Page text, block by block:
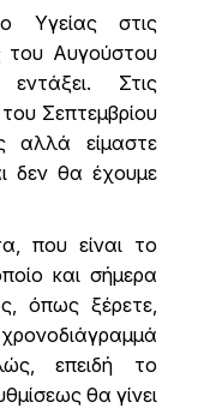
Υγείας στις
του Αυγούστου
Στις
Σεπτεμβρίου
αλλά είμαστε
δεν θα έχουμε
που είναι το
και σήμερα
όπως ξέρετε,
επειδή το
θα γίνει